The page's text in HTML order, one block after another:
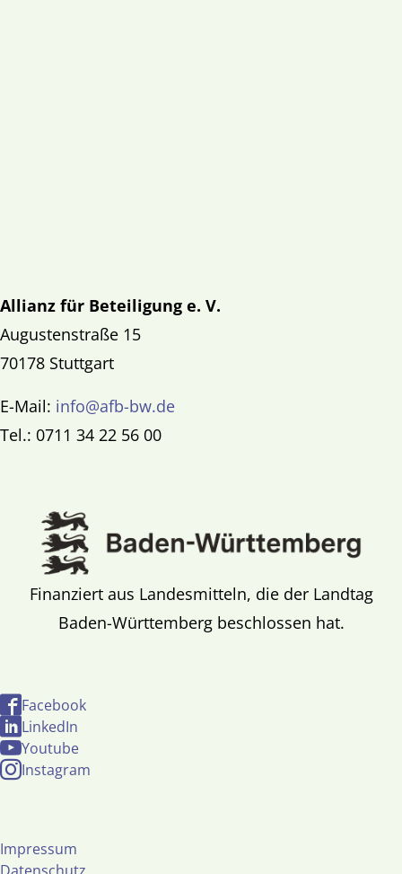
Allianz für Beteiligung e. V.
Augustenstraße 15
70178 Stuttgart
E-Mail: info@afb-bw.de
Tel.: 0711 34 22 56 00
Finanziert aus Landesmitteln, die der Landtag
Baden-Württemberg beschlossen hat.
Facebook
LinkedIn
Youtube
Instagram
Impressum